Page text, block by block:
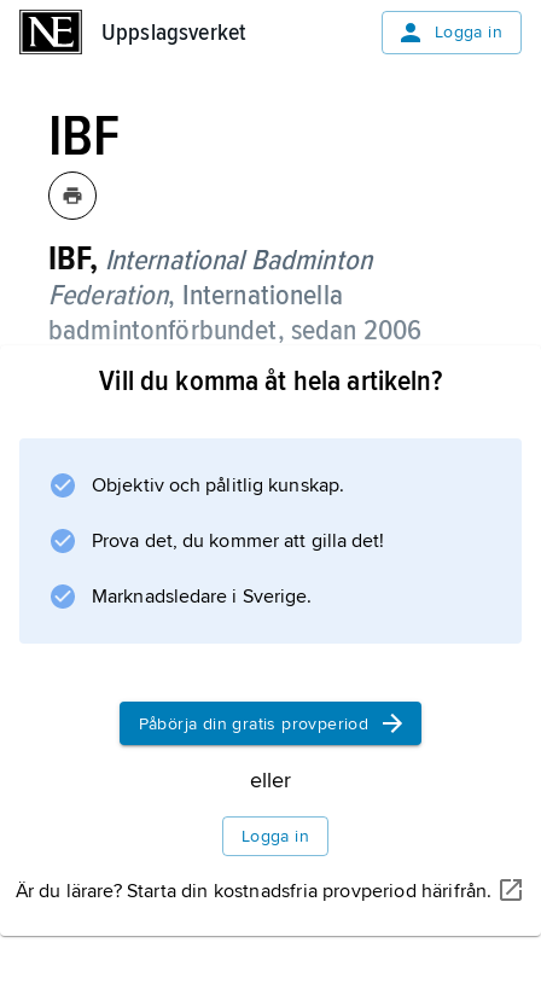
Uppslagsverket Logga in
IBF
IBF, International Badminton
Federation, Internationella
badmintonförbundet, sedan 2006
Badminton World Federation
.
Vill du komma åt hela artikeln?
Objektiv och pålitlig kunskap.
Prova det, du kommer att gilla det!
Marknadsledare i Sverige.
Påbörja din gratis provperiod
eller
Logga in
Är du lärare? Starta din kostnadsfria provperiod härifrån.